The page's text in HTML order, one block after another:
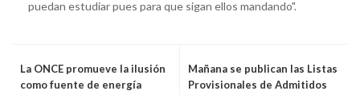
puedan estudiar pues para que sigan ellos mandando".
La ONCE promueve la ilusión
como fuente de energía
Mañana se publican las Listas
Provisionales de Admitidos